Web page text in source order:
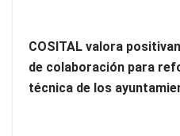
COSITAL valora
de colaboración para
técnica de los